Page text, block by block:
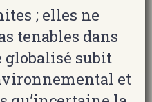
; elles ne
tenables dans
globalisé subit
et